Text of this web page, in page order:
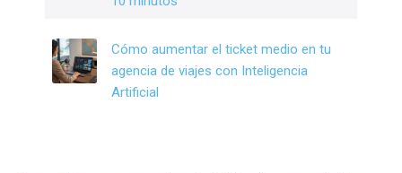
Cómo aumentar el ticket medio en tu
agencia de viajes con Inteligencia
Artificial